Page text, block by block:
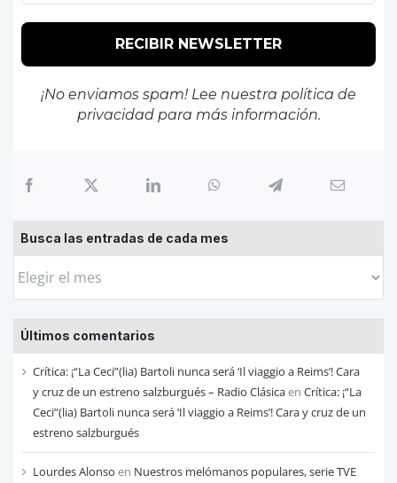
¡No enviamos spam! Lee nuestra política de
privacidadpara más información.
Busca las entradas de cada mes
Busca
entradas
de
cada
mes
Últimos comentarios
Crítica: ¡“La Ceci”(lia) Bartoli nunca será ‘Il viaggio a Reims’! Cara
y cruz de un estreno salzburgués – Radio Clásicaen Crítica: ¡“La
Ceci”(lia) Bartoli nunca será ‘Il viaggio a Reims’! Cara y cruz de un
estreno salzburgués
Lourdes Alonso en Nuestros melómanos populares, serie TVE